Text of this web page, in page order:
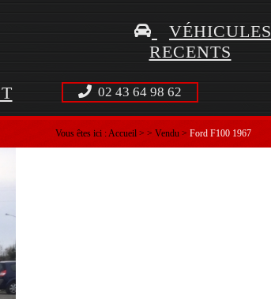
VÉHICULES
RECENTS
02 43 64 98 62
Vous êtes ici :Accueil >>Vendu >Ford F100 1967